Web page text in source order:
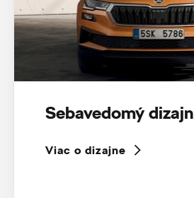
Sebavedomý dizajn
Viac o dizajne